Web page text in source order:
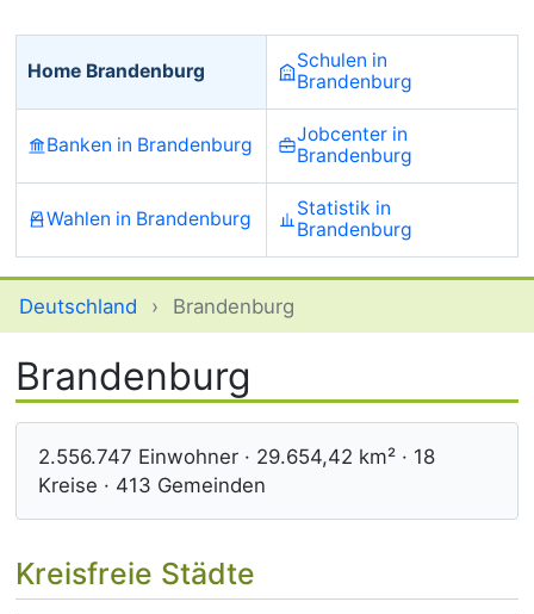
Home Brandenburg
Schulen in
Brandenburg
Banken in Brandenburg
Jobcenter in
Brandenburg
Wahlen in Brandenburg
Statistik in
Brandenburg
Deutschland › Brandenburg
Brandenburg
2.556.747 Einwohner · 29.654,42 km² · 18
Kreise · 413 Gemeinden
Kreisfreie Städte